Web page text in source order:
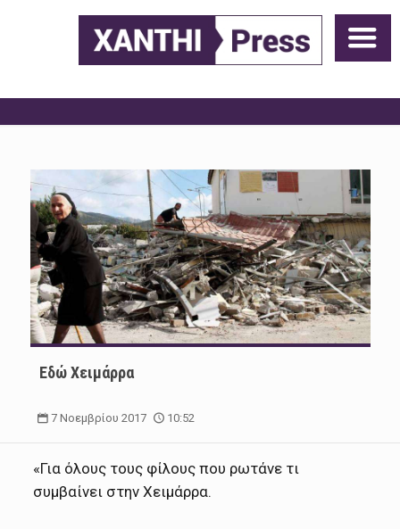
Εδώ Χειμάρρα
7 Νοεμβρίου 2017 10:52
«Για όλους τους φίλους που ρωτάνε τι
συμβαίνει στην Χειμάρρα.